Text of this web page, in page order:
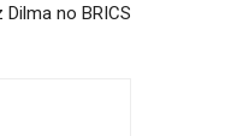
no BRICS